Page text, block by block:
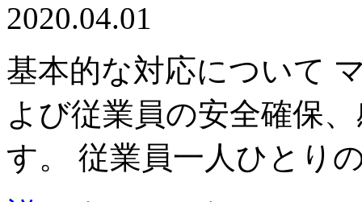
2020.04.01
基本的な対応について
よび従業員の安全確保
す。 従業員一人ひとり